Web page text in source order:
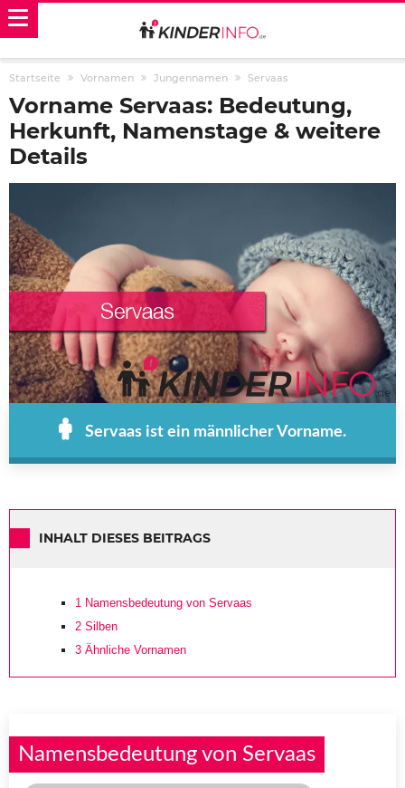
Startseite Vornamen Jungennamen Servaas
Vorname Servaas: Bedeutung,
Herkunft, Namenstage & weitere
Details
Servaas ist ein männlicher Vorname.
INHALT DIESES BEITRAGS
1 Namensbedeutung von Servaas
2 Silben
3 Ähnliche Vornamen
Namensbedeutung von Servaas